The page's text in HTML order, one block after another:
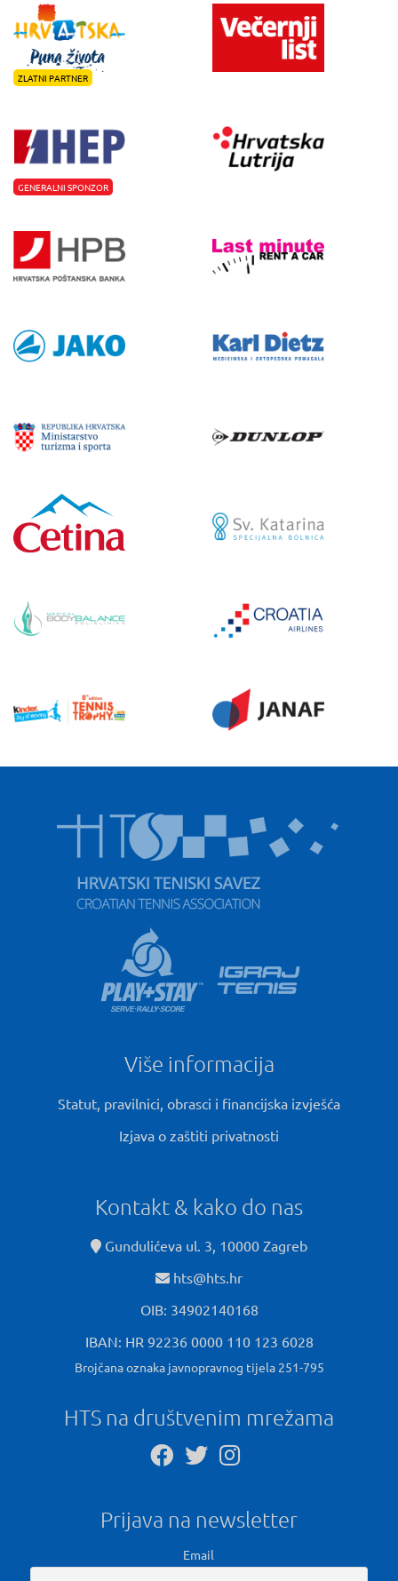
ZLATNI PARTNER
GENERALNI SPONZOR
Više informacija
Statut, pravilnici, obrasci i financijska izvješća
Izjava o zaštiti privatnosti
Kontakt & kako do nas
Gundulićeva ul. 3, 10000 Zagreb
hts@hts.hr
OIB: 34902140168
IBAN: HR 92236 0000 110 123 6028
Brojčana oznaka javnopravnog tijela 251-795
HTS na društvenim mrežama
Prijava na newsletter
Email